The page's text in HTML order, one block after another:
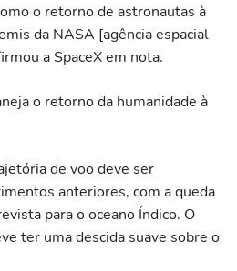
o retorno de astronautas à
da NASA [agência espacial
a SpaceX em nota.
o retorno da humanidade à
de voo deve ser
anteriores, com a queda
para o oceano Índico. O
ter uma descida suave sobre o